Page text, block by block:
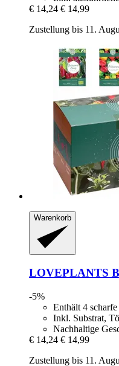
€ 14,24 € 14,99
Zustellung bis 11.
Warenkorb
LOVEPLANTS
-5%
Enthält 4
Inkl. Substrat,
Nachhaltige
€ 14,24 € 14,99
Zustellung bis 11.